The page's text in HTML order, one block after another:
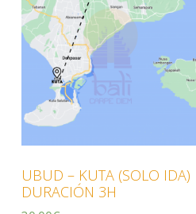
UBUD – KUTA (SOLO IDA)
DURACIÓN 3H